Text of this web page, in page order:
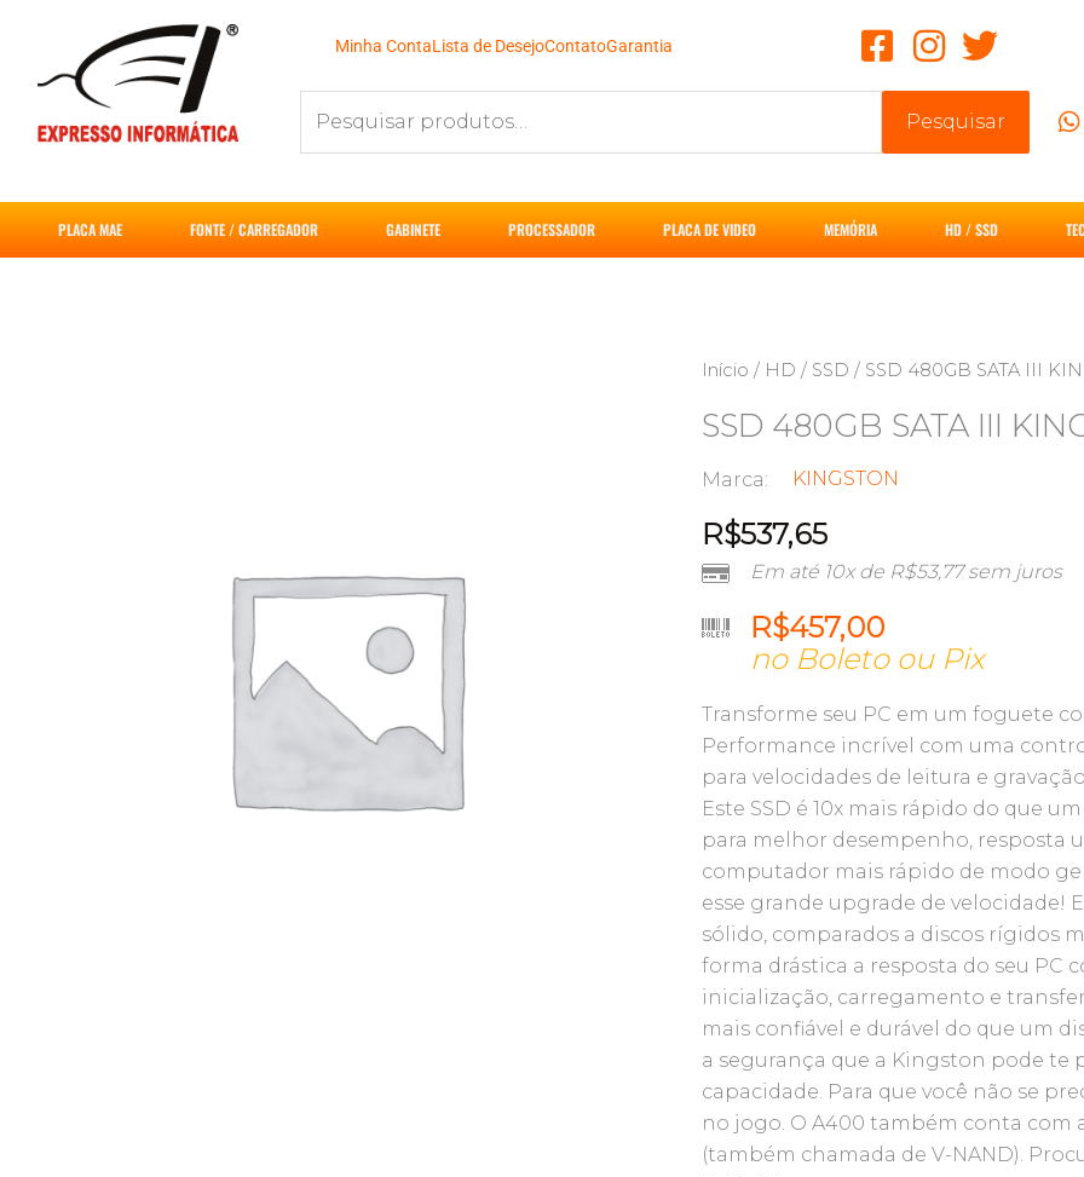
conteúdo
Minha ContaLista de DesejoContatoGarantia
por:
Pesquisar
PLACA MAE FONTE / CARREGADOR GABINETE PROCESSADOR PLACA DE VIDEO MEMÓRIA HD / SSD
Início / HD / SSD / SSD 480GB SATA III
SSD 480GB SATA III
Marca: KINGSTON
R$537,65
Em até 10x de R$53,77sem juros
R$457,00
no Boleto ou Pix
Transforme seu PC em um foguete
Performance incrível com uma
para velocidades de leitura e
Este SSD é 10x mais rápido do que
para melhor desempenho, resposta
computador mais rápido de modo
esse grande upgrade de velocidade!
sólido, comparados a discos rígidos
forma drástica a resposta do seu PC
inicialização, carregamento e
mais confiável e durável do que um
a segurança que a Kingston pode te
capacidade. Para que você não se
no jogo. O A400 também conta com
(também chamada de V-NAND).